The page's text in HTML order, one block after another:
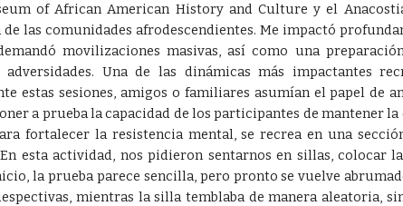
of African American History and Culture y el
las comunidades afrodescendientes. Me impactó
movilizaciones masivas, así como una
Una de las dinámicas más impactantes
estas sesiones, amigos o familiares asumían el papel de
a prueba la capacidad de los participantes de mantener
fortalecer la resistencia mental, se recrea en una
esta actividad, nos pidieron sentarnos en sillas, colocar
la prueba parece sencilla, pero pronto se vuelve
mientras la silla temblaba de manera aleatoria,